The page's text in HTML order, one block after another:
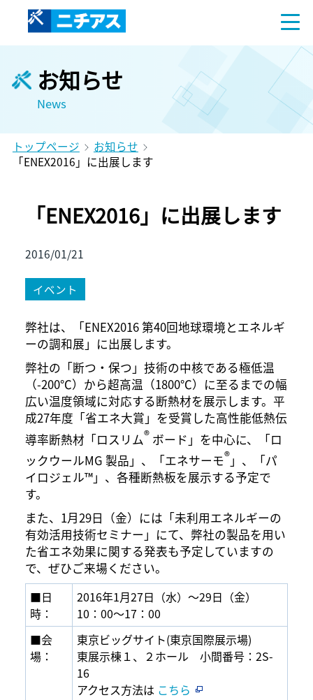
お知らせ
News
トップページ
お知らせ
「ENEX2016」に出展します
「ENEX2016」に出展します
2016/01/21
イベント
弊社は、「ENEX2016 第40回地球環境とエネルギ
ーの調和展」に出展します。
弊社の「断つ・保つ」技術の中核である極低温
（-200℃）から超高温（1800℃）に至るまでの幅
広い温度領域に対応する断熱材を展示します。平
成27年度「省エネ大賞」を受賞した高性能低熱伝
導率断熱材「ロスリム®ボード」を中心に、「ロ
ックウールMG 製品」、「エネサーモ®」、「パ
イロジェル™」、各種断熱板を展示する予定で
す。
また、1月29日（金）には「未利用エネルギーの
有効活用技術セミナー」にて、弊社の製品を用い
た省エネ効果に関する発表も予定していますの
で、ぜひご来場ください。
■日
時：
2016年1月27日（水）～29日（金）
10：00～17：00
■会
場：
東京ビッグサイト(東京国際展示場)
東展示棟１、２ホール 小間番号：2S-
16
アクセス方法は こちら